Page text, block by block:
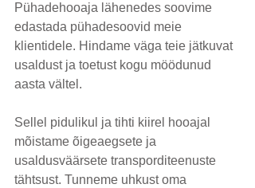
Pühadehooaja lähenedes soovime
edastada pühadesoovid meie
klientidele. Hindame väga teie jätkuvat
usaldust ja toetust kogu möödunud
aasta vältel.
Sellel pidulikul ja tihti kiirel hooajal
mõistame õigeaegsete ja
usaldusväärsete transporditeenuste
tähtsust. Tunneme uhkust oma